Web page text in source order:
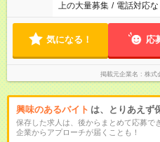
上の大量募集 / 電話対応な
気になる！ 応
掲載元企業名 株式
興味のあるバイト は、とりあえず
保存した求人は、後からまとめて応募で
企業からアプローチが届くことも！